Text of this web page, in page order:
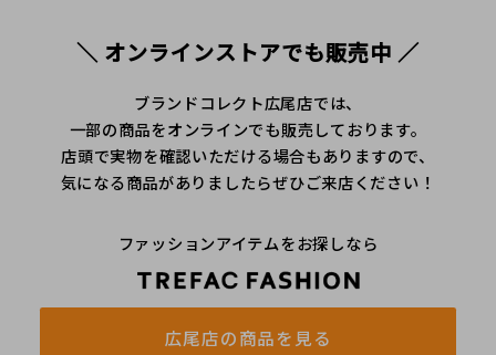
＼ オンラインストアでも販売中 ／
ブランドコレクト広尾店では、
一部の商品をオンラインでも販売しております。
店頭で実物を確認いただける場合もありますので、
気になる商品がありましたらぜひご来店ください！
ファッションアイテムをお探しなら
広尾店の商品を見る